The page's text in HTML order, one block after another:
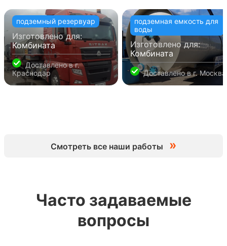
подземный резервуар
Изготовлено для:
Комбината
Доставлено вг.
Краснодар
подземная емкость для
воды
Изготовлено для:
Комбината
Доставлено вг. Москва
Смотреть все наши работы »
Часто задаваемые
вопросы